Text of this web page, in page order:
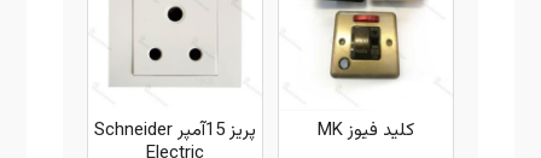
کلید فیوز MK
پریز 15آمپر Schneider